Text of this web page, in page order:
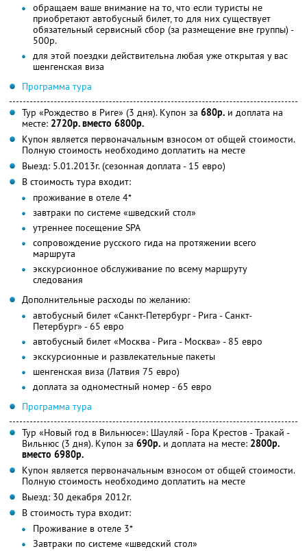
обращаем ваше внимание на то, что если туристы не
приобретают автобусный билет, то для них существует
обязательный сервисный сбор (за размещение вне группы) -
500р.
для этой поездки действительна любая уже открытая у вас
шенгенская виза
Программа тура
Тур «Рождество в Риге» (3 дня). Купон за 680р. и доплата на
месте: 2720р. вместо 6800р.
Купон является первоначальным взносом от общей стоимости.
Полную стоимость необходимо доплатить на месте
Выезд: 5.01.2013г. (сезонная доплата - 15 евро)
В стоимость тура входит:
проживание в отеле 4*
завтраки по системе «шведский стол»
утреннее посещение SPA
сопровождение русского гида на протяжении всего
маршрута
экскурсионное обслуживание по всему маршруту
следования
Дополнительные расходы по желанию:
автобусный билет «Санкт-Петербург - Рига - Санкт-
Петербург» - 65 евро
автобусный билет «Москва - Рига - Москва» - 85 евро
экскурсионные и развлекательные пакеты
шенгенская виза (Латвия 75 евро)
доплата за одноместный номер - 65 евро
Программа тура
Тур «Новый год в Вильнюсе»: Шауляй - Гора Крестов - Тракай -
Вильнюс (3 дня). Купон за 690р. и доплата на месте: 2800р.
вместо 6980р.
Купон является первоначальным взносом от общей стоимости.
Полную стоимость необходимо доплатить на месте
Выезд: 30 декабря 2012г.
В стоимость тура входит:
Проживание в отеле 3*
Завтраки по системе «шведский стол»